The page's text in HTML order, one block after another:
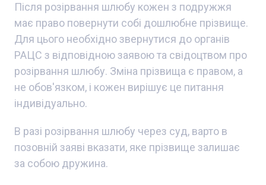
Після розірвання шлюбу кожен з подружжя
має право повернути собі дошлюбне прізвище.
Для цього необхідно звернутися до органів
РАЦС з відповідною заявою та свідоцтвом про
розірвання шлюбу. Зміна прізвища є правом, а
не обов'язком, і кожен вирішує це питання
індивідуально.
В разі розірвання шлюбу через суд, варто в
позовній заяві вказати, яке прізвище залишає
за собою дружина.